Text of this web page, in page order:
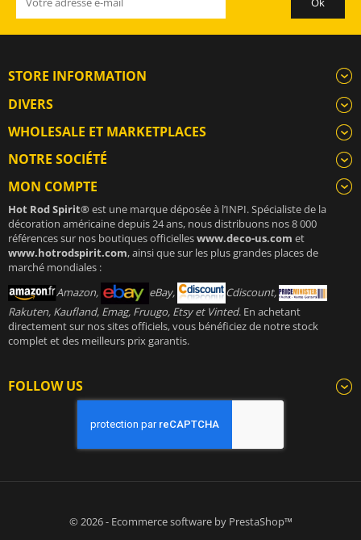
STORE INFORMATION
DIVERS
WHOLESALE ET MARKETPLACES
NOTRE SOCIÉTÉ
MON COMPTE
Hot Rod Spirit®est une marque déposée à l’INPI. Spécialiste de la
décoration américaine depuis 24 ans, nous distribuons nos 8 000
références sur nos boutiques officielleswww.deco-us.com et
www.hotrodspirit.com, ainsi que sur les plus grandes places de
marché mondiales :
Amazon,
eBay,
Cdiscount,
Rakuten, Kaufland, Emag, Fruugo, Etsy et Vinted. En achetant
directement sur nos sites officiels, vous bénéficiez de notre stock
complet et des meilleurs prix garantis.
FOLLOW US
© 2026 - Ecommerce software by PrestaShop™